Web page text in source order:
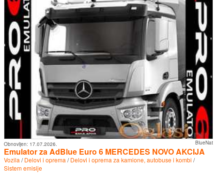
BlueNat
Obnovljen: 17.07.2026.
Emulator za AdBlue Euro 6 MERCEDES NOVO AKCIJA
Vozila /Delovi i oprema /Delovi i oprema za kamione, autobuse i kombi /
Sistem emisije